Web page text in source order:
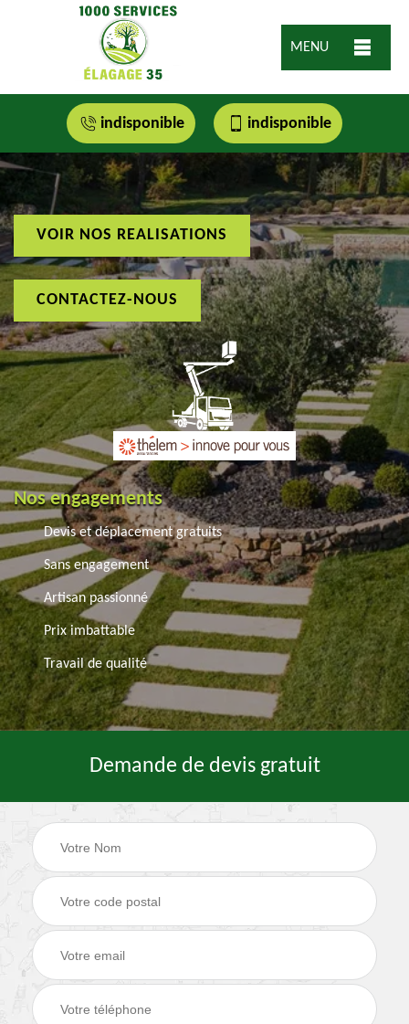
MENU
indisponible indisponible
VOIR NOS REALISATIONS
CONTACTEZ-NOUS
Nos engagements
Devis et déplacement gratuits
Sans engagement
Artisan passionné
Prix imbattable
Travail de qualité
Demande de devis gratuit